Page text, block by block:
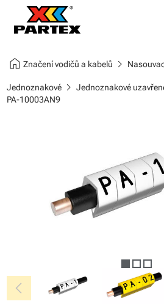
home Značení vodičů a kabelů chevron_right
Jednoznakovéchevron_right Jednoznakové
PA-10003AN9
chevron_left